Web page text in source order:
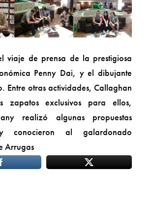
viaje de prensa de la prestigiosa
Penny Dai, y el dibujante
Entre otras actividades, Callaghan
zapatos exclusivos para ellos,
realizó algunas propuestas
conocieron al galardonado
Arrugas